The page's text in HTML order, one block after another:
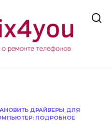
ДРАЙВЕРЫ ДЛЯ
ПОДРОБНОЕ